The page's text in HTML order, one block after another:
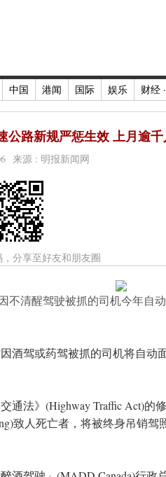
中国 港闻 国际 娱乐 财经
公路新规严惩生效 上月逾
来源 : 明报新闻网
分享至好友和朋友圈
不清醒驾驶被抓的司机今年自动
因酒驾或药驾被抓的司机将自
通法》(Highway Traffic Act)的
致人死亡者，将被终身吊销驾